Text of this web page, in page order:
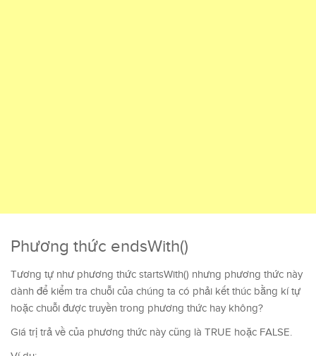
Phương thức endsWith()
Tương tự như phương thức startsWith() nhưng phương thức này
dành để kiểm tra chuỗi của chúng ta có phải kết thúc bằng kí tự
hoặc chuỗi được truyền trong phương thức hay không?
Giá trị trả về của phương thức này cũng là TRUE hoặc FALSE.